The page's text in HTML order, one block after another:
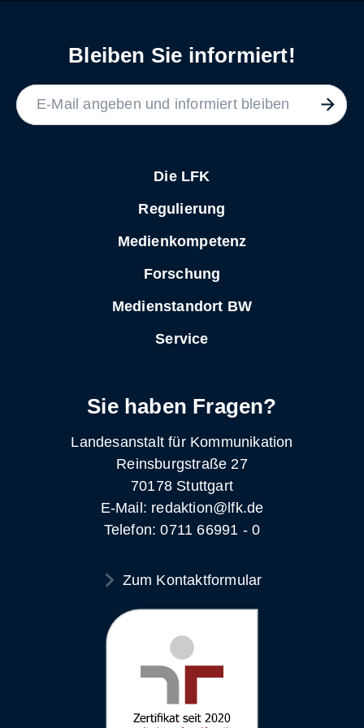
Bleiben Sie informiert!
Die LFK
Regulierung
Medienkompetenz
Forschung
Medienstandort BW
Service
Sie haben Fragen?
Landesanstalt für Kommunikation
Reinsburgstraße 27
70178 Stuttgart
E-Mail: redaktion@lfk.de
Telefon: 0711 66991 - 0
Zum Kontaktformular